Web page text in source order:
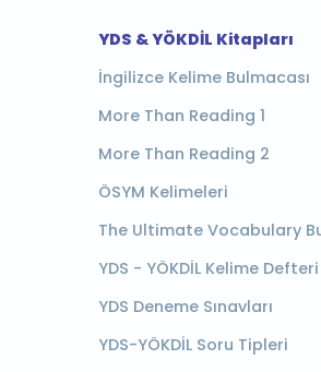
YDS & YÖKDİL Kitapları
İngilizce Kelime Bulmacası
More Than Reading 1
More Than Reading 2
ÖSYM Kelimeleri
The Ultimate Vocabulary
YDS - YÖKDİL Kelime Defteri
YDS Deneme Sınavları
YDS-YÖKDİL Soru Tipleri